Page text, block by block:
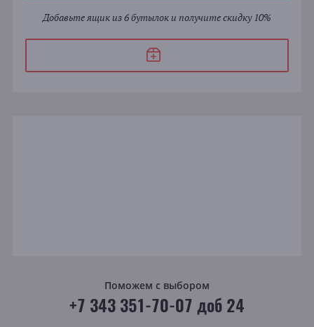
Добавьте ящик из 6 бутылок и получите скидку 10%
Поможем с выбором
+7 343 351-70-07 доб 24